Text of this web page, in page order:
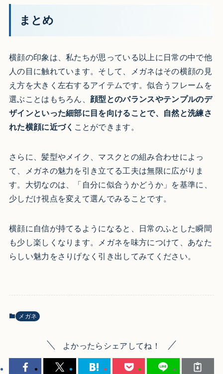
まとめ
横顔の印象は、私たちが思っている以上に日常の中で他
人の目に触れています。そして、メガネはその横顔の見
え方を大きく左右するアイテムです。似合うフレームを
選ぶことはもちろん、 顔型とのバランスやテンプルのデ
ザインといった細部に目を向けることで、自然と洗練さ
れた横顔に近づく ことができます。
さらに、髪型やメイク、マスクとの組み合わせによっ
て、メガネの魅力を引き立てる工夫は無限に広がりま
す。大切なのは、「自分に似合うかどうか」を基準に、
少しだけ視点を変えて選んでみることです。
横顔に自信が持てるようになると、日常のふとした瞬間
も少し楽しくなります。メガネを味方につけて、あなた
らしい魅力をさりげなく引き出してみてください。
メガネ
よかったらシェアしてね！